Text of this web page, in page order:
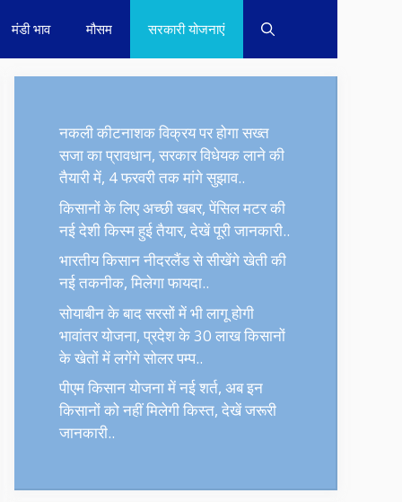
मंडी भाव मौसम सरकारी योजनाएं
नकली कीटनाशक विक्रय पर होगा सख्त
सजा का प्रावधान, सरकार विधेयक लाने की
तैयारी में, 4 फरवरी तक मांगे सुझाव..
किसानों के लिए अच्छी खबर, पेंसिल मटर की
नई देशी किस्म हुई तैयार, देखें पूरी जानकारी..
भारतीय किसान नीदरलैंड से सीखेंगे खेती की
नई तकनीक, मिलेगा फायदा..
सोयाबीन के बाद सरसों में भी लागू होगी
भावांतर योजना, प्रदेश के 30 लाख किसानों
के खेतों में लगेंगे सोलर पम्प..
पीएम किसान योजना में नई शर्त, अब इन
किसानों को नहीं मिलेगी किस्त, देखें जरूरी
जानकारी..